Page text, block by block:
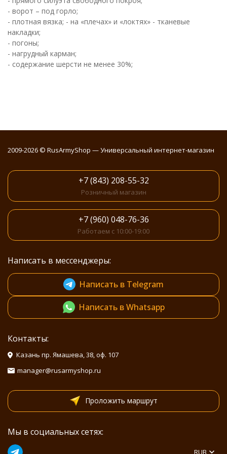
- ворот – под горло;
- плотная вязка; - на «плечах» и «локтях» - тканевые
накладки;
- погоны;
- нагрудный карман;
- содержание шерсти не менее 30%;
2009-2026 © RusArmyShop — Универсальный интернет-магазин
+7 (843) 208-55-32
Розничный магазин
+7 (960) 048-76-36
Работаем с 10:00-19:00
Написать в мессенджеры:
Написать в Telegram
Написать в Whatsapp
Контакты:
Казань пр. Ямашева, 38, оф. 107
manager@rusarmyshop.ru
Проложить маршрут
Мы в социальных сетях:
RUB